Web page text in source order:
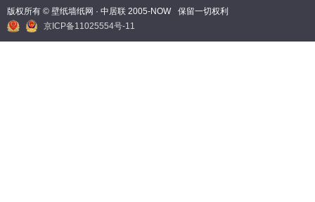
版权所有 © 壁纸墙纸网 · 中居联 2005-NOW
保留一切权利
京ICP备11025554号-11